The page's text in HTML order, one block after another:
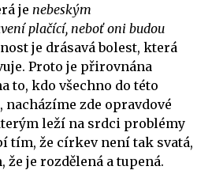
je nebeským
plačící, neboť oni budou
je drásavá bolest, která
Proto je přirovnána
to, kdo všechno do této
zde opravdové
leží na srdci problémy
tím, že církev není tak svatá,
že je rozdělená a tupená.